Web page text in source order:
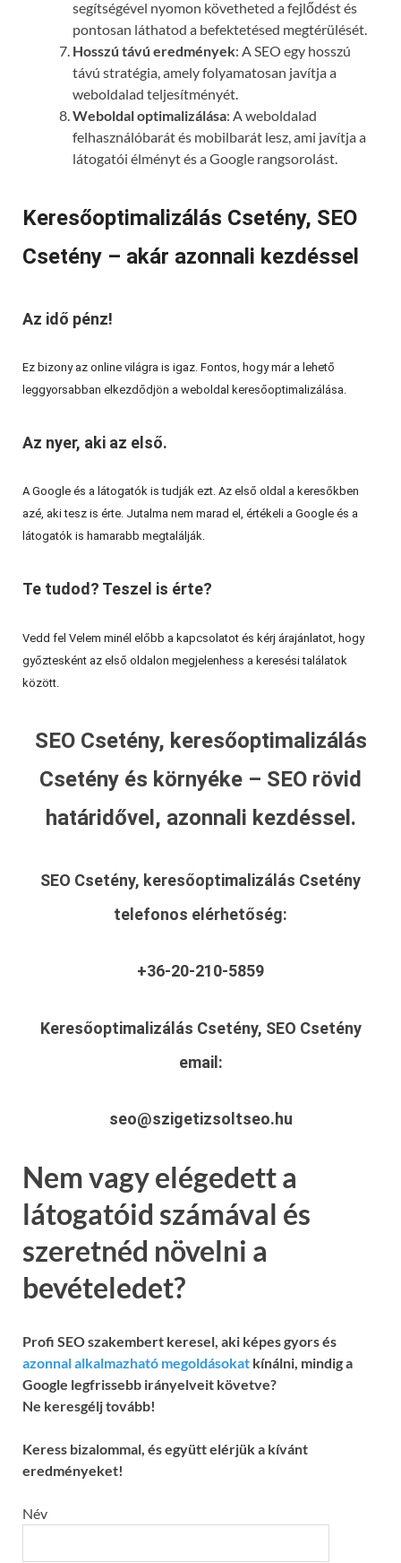
segítségével nyomon követheted a fejlődést és
pontosan láthatod a befektetésed megtérülését.
Hosszú távú eredmények: A SEO egy hosszú
távú stratégia, amely folyamatosan javítja a
weboldalad teljesítményét.
Weboldal optimalizálása: A weboldalad
felhasználóbarát és mobilbarát lesz, ami javítja a
látogatói élményt és a Google rangsorolást.
Keresőoptimalizálás Csetény, SEO
Csetény – akár azonnali kezdéssel
Az idő pénz!
Ez bizony az online világra is igaz. Fontos, hogy már a lehető
leggyorsabban elkezdődjön a weboldal keresőoptimalizálása.
Az nyer, aki az első.
A Google és a látogatók is tudják ezt. Az első oldal a keresőkben
azé, aki tesz is érte. Jutalma nem marad el, értékeli a Google és a
látogatók is hamarabb megtalálják.
Te tudod? Teszel is érte?
Vedd fel Velem minél előbb a kapcsolatot és kérj árajánlatot, hogy
győztesként az első oldalon megjelenhess a keresési találatok
között.
SEO Csetény, keresőoptimalizálás
Csetény és környéke – SEO rövid
határidővel, azonnali kezdéssel.
SEO Csetény, keresőoptimalizálás Csetény
telefonos elérhetőség:
+36-20-210-5859
Keresőoptimalizálás Csetény, SEO Csetény
email:
seo@szigetizsoltseo.hu
Nem vagy elégedett a
látogatóid számával és
szeretnéd növelni a
bevételedet?
Profi SEO szakembert keresel, aki képes gyors és
azonnal alkalmazható megoldásokat kínálni, mindig a
Google legfrissebb irányelveit követve?
Ne keresgélj tovább!
Keress bizalommal, és együtt elérjük a kívánt
eredményeket!
Név